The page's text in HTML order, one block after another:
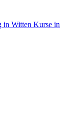
in Witten Kurse in